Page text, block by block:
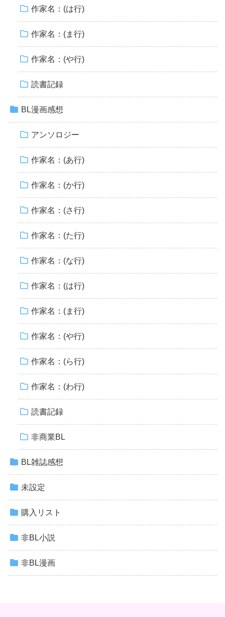
作家名：(は行)
作家名：(ま行)
作家名：(や行)
読書記録
BL漫画感想
アンソロジー
作家名：(あ行)
作家名：(か行)
作家名：(さ行)
作家名：(た行)
作家名：(な行)
作家名：(は行)
作家名：(ま行)
作家名：(や行)
作家名：(ら行)
作家名：(わ行)
読書記録
非商業BL
BL雑誌感想
未設定
購入リスト
非BL小説
非BL漫画